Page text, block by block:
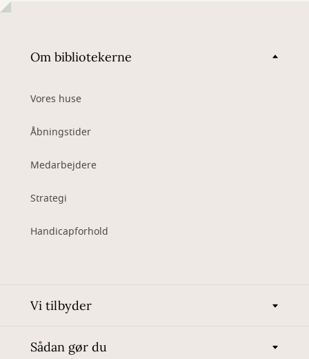
Om bibliotekerne
Vores huse
Åbningstider
Medarbejdere
Strategi
Handicapforhold
Vi tilbyder
Sådan gør du